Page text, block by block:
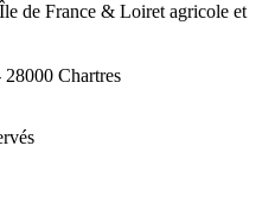
de France & Loiret agricole et
28000 Chartres